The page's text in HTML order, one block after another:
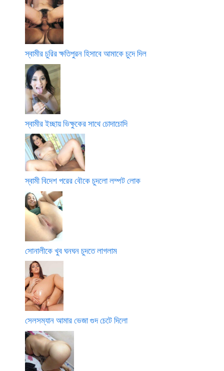
স্বামীর চুরির ক্ষতিপুরন হিসাবে আমাকে চুদে দিল
স্বামীর ইচ্ছায় ভিক্ষুকের সাথে চোদাচোদি
স্বামী বিদেশ পরের বৌকে চুদলো লম্পট লোক
সোনালীকে খুব ঘনঘন চুদতে লাগলাম
সেলসম্যান আমার ভেজা গুদ চেটে দিলো